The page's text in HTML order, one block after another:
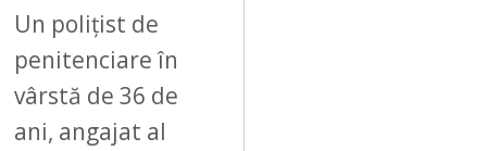
Un polițist de
penitenciare în
vârstă de 36 de
ani, angajat al